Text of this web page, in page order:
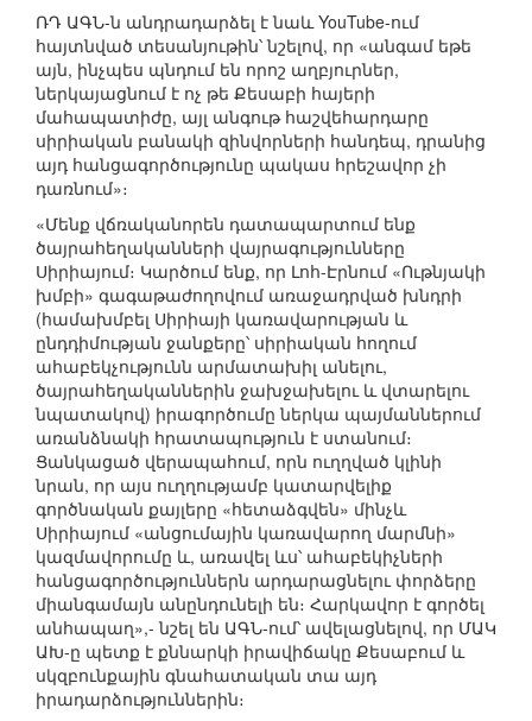
ՌԴ ԱԳՆ-ն անդրադարձել է նաև YouTube-ում
հայտնված տեսանյութին՝ նշելով, որ «անգամ եթե
այն, ինչպես պնդում են որոշ աղբյուրներ,
ներկայացնում է ոչ թե Քեսաբի հայերի
մահապատիժը, այլ անգութ հաշվեհարդարը
սիրիական բանակի զինվորների հանդեպ, դրանից
այդ հանցագործությունը պակաս հրեշավոր չի
դառնում»։
«Մենք վճռականորեն դատապարտում ենք
ծայրահեղականների վայրագությունները
Սիրիայում։ Կարծում ենք, որ Լոհ-Էրնում «Ութնյակի
խմբի» գագաթաժողովում առաջադրված խնդրի
(համախմբել Սիրիայի կառավարության և
ընդդիմության ջանքերը՝ սիրիական հողում
ահաբեկչությունն արմատախիլ անելու,
ծայրահեղականներին ջախջախելու և վտարելու
նպատակով) իրագործումը ներկա պայմաններում
առանձնակի հրատապություն է ստանում։
Ցանկացած վերապահում, որն ուղղված կլինի
նրան, որ այս ուղղությամբ կատարվելիք
գործնական քայլերը «հետաձգվեն» մինչև
Սիրիայում «անցումային կառավարող մարմնի»
կազմավորումը և, առավել ևս՝ ահաբեկիչների
հանցագործություններն արդարացնելու փորձերը
միանգամայն անընդունելի են։ Հարկավոր է գործել
անհապաղ»,- նշել են ԱԳՆ-ում՝ ավելացնելով, որ ՄԱԿ
ԱԽ-ը պետք է քննարկի իրավիճակը Քեսաբում և
սկզբունքային գնահատական տա այդ
իրադարձություններին։